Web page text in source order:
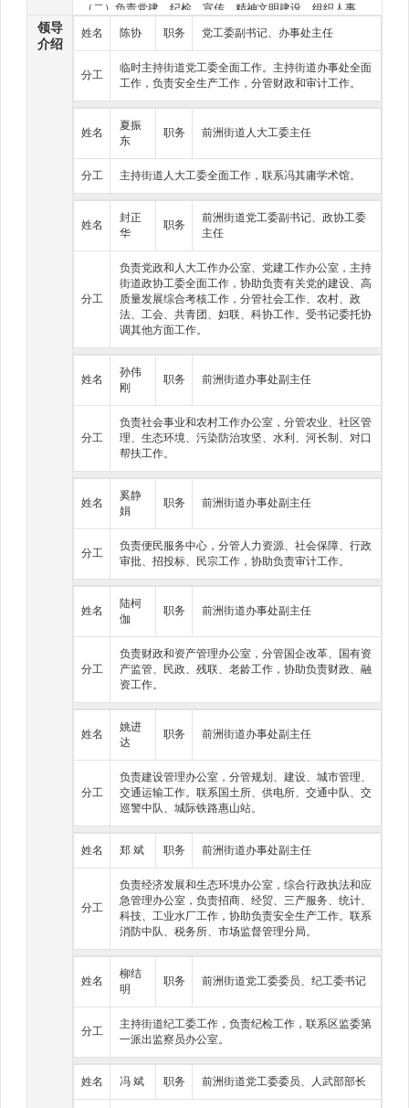
（二）负责党建、纪检、宣传、精神文明建设、组织人事、
团、妇联和人民武装工作。
（三）负责优化经济发展环境，推动产业发展方式转变和结
构优化调整，加强经济发展的统筹协调。负责科技、科协、
安全生产、生态环境保护工作和市场经济秩序维护以及引导
和扶持各类经济组织的发展。
理、人民调解及外来人口管理工作，指导村民自治和社区建
设工作。
（五）负责规划管理、建设和城市管理工作。做好房屋征
收、动迁安置、建设管理工作。负责实施乡村振兴战略，推
进现代农业、农村改革和新农村建设。
（六）负责社会事业工作。探索创新基层社会服务管理工作
体制机制，做好教育、卫生健康、红十字会、人力资源和社
会保障、民政、残联、文化、文联、体育、旅游、退役军人
（七）负责街道财务、审计以及集体资产管理工作,协助做好
税收征管工作，指导监督村级财务和资产管理工作。
（八）负责统筹协调区域内行政审批服务执法力量等相关工
作，根据街道行政权力清单，依法履行审批服务和综合行政
执法职责，做好监督检查等事中事后监管工作。
（九）负责本级综合管理服务指挥中心的指挥调度、运行管
理、监督考核工作，与区级综合指挥平台数据共享、互联互
通、协调联动。
（十）承办区委、区政府交办的其他事项。
领导
介绍
姓名 陈协 职务 党工委副书记、办事处主任
分工
临时主持街道党工委全面工作。主持街道办事处全面
工作，负责安全生产工作，分管财政和审计工作。
姓名
夏振
东
职务 前洲街道人大工委主任
分工 主持街道人大工委全面工作，联系冯其庸学术馆。
姓名
封正
华
职务
前洲街道党工委副书记、政协工委
主任
分工
负责党政和人大工作办公室、党建工作办公室，主持
街道政协工委全面工作，协助负责有关党的建设、高
质量发展综合考核工作，分管社会工作、农村、政
法、工会、共青团、妇联、科协工作。受书记委托协
调其他方面工作。
姓名
孙伟
刚
职务 前洲街道办事处副主任
分工
负责社会事业和农村工作办公室，分管农业、社区管
理、生态环境、污染防治攻坚、水利、河长制、对口
帮扶工作。
姓名
奚静
娟
职务 前洲街道办事处副主任
分工
负责便民服务中心，分管人力资源、社会保障、行政
审批、招投标、民宗工作，协助负责审计工作。
姓名
陆柯
伽
职务 前洲街道办事处副主任
分工
负责财政和资产管理办公室，分管国企改革、国有资
产监管、民政、残联、老龄工作，协助负责财政、融
资工作。
姓名
姚进
达
职务 前洲街道办事处副主任
分工
负责建设管理办公室，分管规划、建设、城市管理、
交通运输工作。联系国土所、供电所、交通中队、交
巡警中队、城际铁路惠山站。
姓名 郑 斌 职务 前洲街道办事处副主任
分工
负责经济发展和生态环境办公室，综合行政执法和应
急管理办公室，负责招商、经贸、三产服务、统计、
科技、工业水厂工作，协助负责安全生产工作。联系
消防中队、税务所、市场监督管理分局。
姓名
柳结
明
职务 前洲街道党工委委员、纪工委书记
分工
主持街道纪工委工作，负责纪检工作，联系区监委第
一派出监察员办公室。
姓名 冯 斌 职务 前洲街道党工委委员、人武部部长